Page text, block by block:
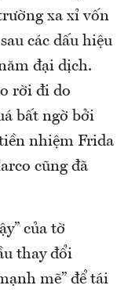
xa xỉ vốn
các dấu hiệu
đại dịch.
rời đi do
bất ngờ bởi
nhiệm Frida
cũng đã
của tờ
thay đổi
mẽ” để tái